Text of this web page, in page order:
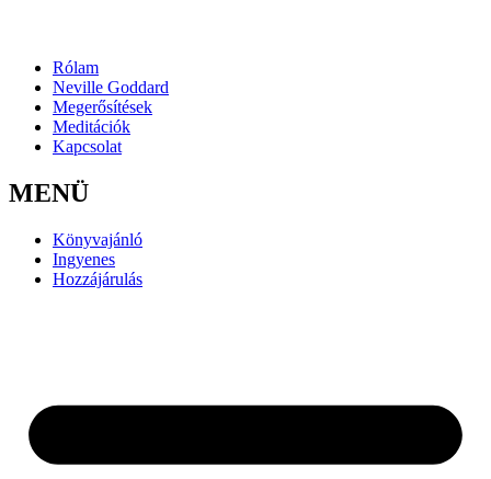
Rólam
Neville Goddard
Megerősítések
Meditációk
Kapcsolat
MENÜ
Könyvajánló
Ingyenes
Hozzájárulás